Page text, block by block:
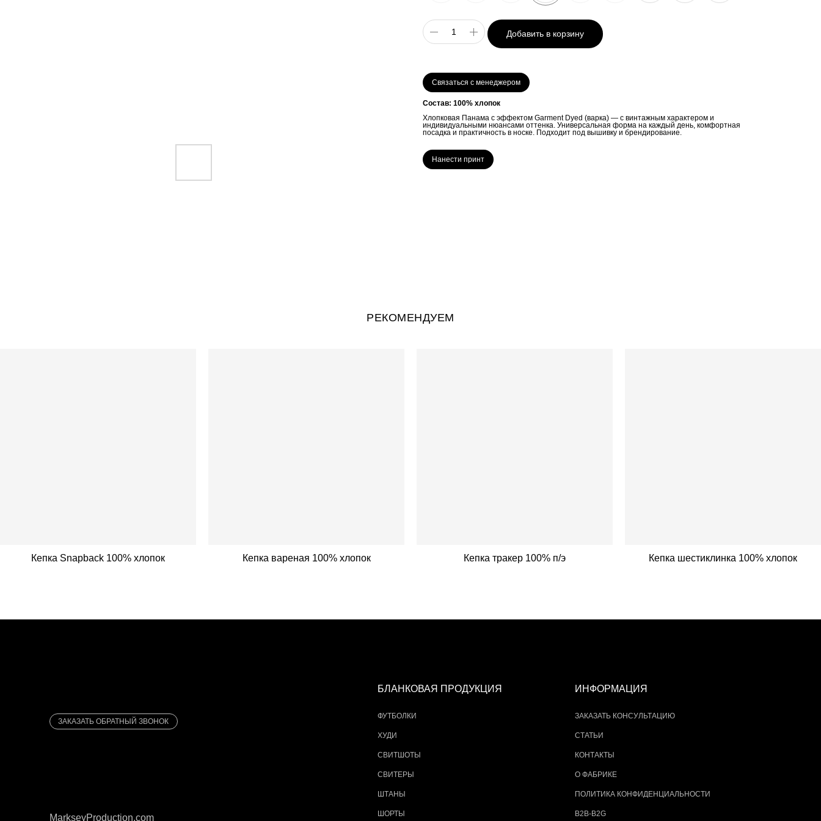
Добавить в корзину
Связаться с менеджером
Состав: 100% хлопок
Хлопковая Панама с эффектом Garment Dyed (варка) — с винтажным характером и
индивидуальными нюансами оттенка. Универсальная форма на каждый день, комфортная
посадка и практичность в носке. Подходит под вышивку и брендирование.
Нанести принт
РЕКОМЕНДУЕМ
Кепка Snapback 100% хлопок Кепка вареная 100% хлопок Кепка тракер 100% п/э Кепка шестиклинка 100% хлопок
БЛАНКОВАЯ ПРОДУКЦИЯ ИНФОРМАЦИЯ
MarkseyProduction.com
ЗАКАЗАТЬ ОБРАТНЫЙ ЗВОНОК
ФУТБОЛКИ ЗАКАЗАТЬ КОНСУЛЬТАЦИЮ
О ФАБРИКЕ
КОНТАКТЫ
СТАТЬИ
ПОЛИТИКА КОНФИДЕНЦИАЛЬНОСТИ
B2B-B2G
ХУДИ
СВИТШОТЫ
СВИТЕРЫ
ШТАНЫ
ШОРТЫ